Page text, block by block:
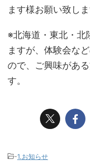
ます様お願い致しま
※北海道・東北・北
ますが、体験会な
ので、ご興味があ
す。
-1.お知らせ